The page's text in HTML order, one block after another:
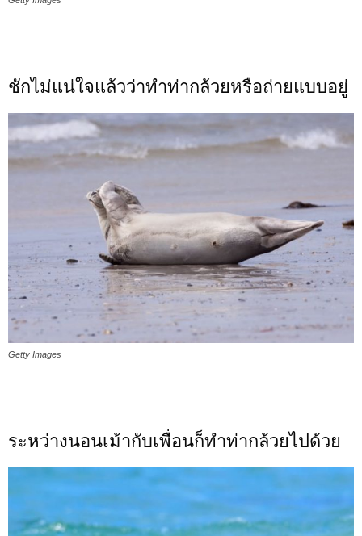
ชักไม่แน่ใจแล้วว่าทำท่ากล้วยหรือถ่ายแบบอยู่
Getty Images
ระหว่างนอนเม้ากับเพื่อนก็ทำท่ากล้วยไปด้วย